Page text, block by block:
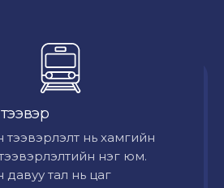
нь хамгийн
нэг юм.
тал нь цаг